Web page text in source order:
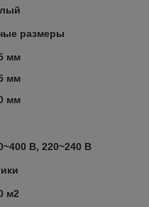
размеры
мм
мм
мм
В, 220~240 В
м2